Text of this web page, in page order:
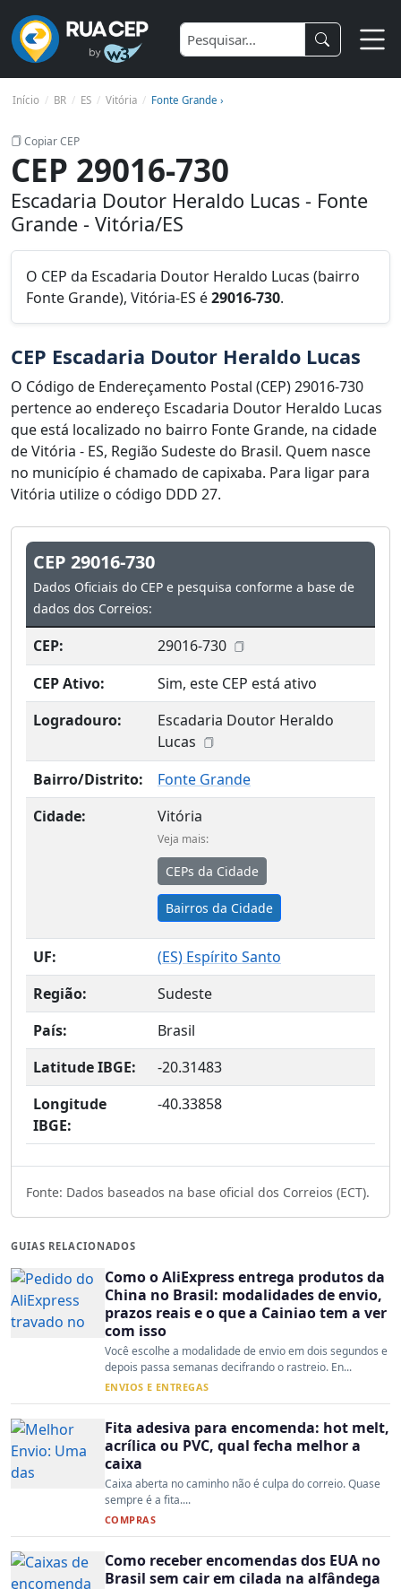
Início BR ES Vitória Fonte Grande ›
Copiar CEP
CEP 29016-730
Escadaria Doutor Heraldo Lucas - Fonte
Grande - Vitória/ES
O CEP da Escadaria Doutor Heraldo Lucas (bairro
Fonte Grande), Vitória-ES é29016-730.
CEP Escadaria Doutor Heraldo Lucas
O Código de Endereçamento Postal (CEP) 29016-730
pertence ao endereço Escadaria Doutor Heraldo Lucas
que está localizado no bairro Fonte Grande, na cidade
de Vitória - ES, Região Sudeste do Brasil. Quem nasce
no município é chamado de capixaba. Para ligar para
Vitória utilize o código DDD 27.
CEP 29016-730
Dados Oficiais do CEP e pesquisa conforme a base de
dados dos Correios:
CEP:
29016-730
CEP Ativo:
Sim, este CEP está ativo
Logradouro:
Escadaria Doutor Heraldo
Lucas
Bairro/Distrito:
Fonte Grande
Cidade:
Vitória
Veja mais:
CEPs da Cidade
Bairros da Cidade
UF: (ES) Espírito Santo
Região:
Sudeste
País:
Brasil
Latitude IBGE:
-20.31483
Longitude
IBGE:
-40.33858
Fonte: Dados baseados na base oficial dos Correios (ECT).
GUIAS RELACIONADOS
Como o AliExpress entrega produtos da
China no Brasil: modalidades de envio,
prazos reais e o que a Cainiao tem a ver
com isso
Você escolhe a modalidade de envio em dois segundos e
depois passa semanas decifrando o rastreio. En...
ENVIOS E ENTREGAS
Fita adesiva para encomenda: hot melt,
acrílica ou PVC, qual fecha melhor a
caixa
Caixa aberta no caminho não é culpa do correio. Quase
sempre é a fita....
COMPRAS
Como receber encomendas dos EUA no
Brasil sem cair em cilada na alfândega